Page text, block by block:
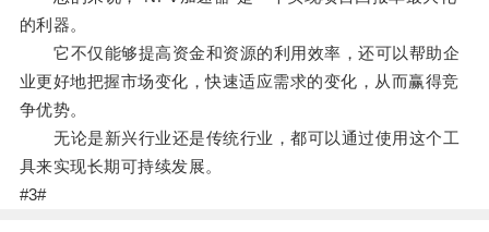
的利器。
它不仅能够提高资金和资源的利用效率，还可以帮助企
业更好地把握市场变化，快速适应需求的变化，从而赢得竞
争优势。
无论是新兴行业还是传统行业，都可以通过使用这个工
具来实现长期可持续发展。
#3#